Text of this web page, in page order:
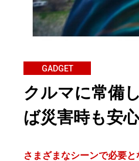
GADGET
クルマに常備
ば災害時も安
さまざまなシーンで必要